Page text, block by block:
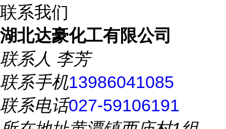
联系我们
湖北达豪化工有限公司
联系人 李芳
联系手机13986041085
联系电话027-59106191